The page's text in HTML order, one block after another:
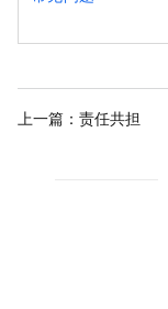
上一篇： 责任共担